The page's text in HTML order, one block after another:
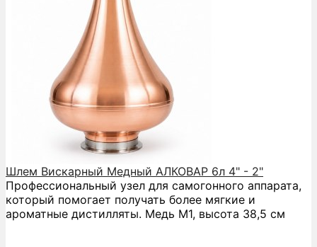
Шлем Вискарный Медный АЛКОВАР 6л 4" - 2"
Профессиональный узел для самогонного аппарата,
который помогает получать более мягкие и
ароматные дистилляты. Медь М1, высота 38,5 см